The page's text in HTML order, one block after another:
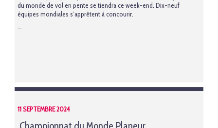
du monde de vol en pente se tiendra ce week-end. Dix-neuf
équipes mondiales s’apprêtent à concourir.
11 SEPTEMBRE 2024